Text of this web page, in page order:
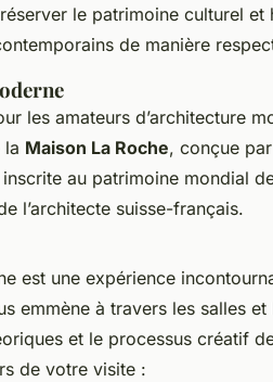
le patrimoine culturel et
de manière
les amateurs d’architecture
la Maison La Roche, conçue
au patrimoine mondial
l’architecte suisse-français.
est une expérience
emmène à travers les salles
et le processus créatif
de votre visite :